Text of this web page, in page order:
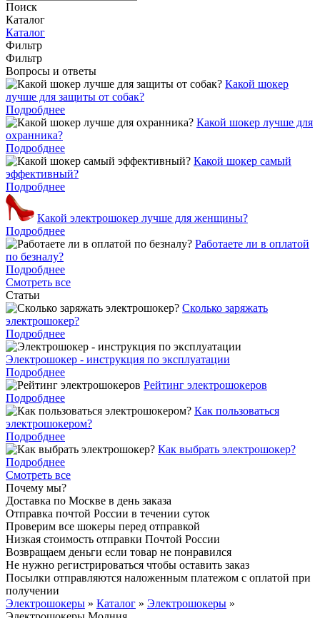
Поиск
Каталог
Каталог
Фильтр
Фильтр
Вопросы и ответы
Какой шокер
лучше для защиты от собак?
Подробднее
Какой шокер лучше для
охранника?
Подробднее
Какой шокер самый
эффективный?
Подробднее
Какой электрошокер лучше для женщины?
Подробднее
Работаете ли в оплатой
по безналу?
Подробднее
Смотреть все
Статьи
Cколько заряжать
электрошокер?
Подробднее
Электрошокер - инструкция по эксплуатации
Подробднее
Рейтинг электрошокеров
Подробднее
Как пользоваться
электрошокером?
Подробднее
Как выбрать электрошокер?
Подробднее
Смотреть все
Почему мы?
Доставка по Москве в день заказа
Отправка почтой России в течении суток
Проверим все шокеры перед отправкой
Низкая стоимость отправки Почтой России
Возвращаем деньги если товар не понравился
Не нужно регистрироваться чтобы оставить заказ
Посылки отправляются наложенным платежом с оплатой при
получении
Электрошокеры » Каталог » Электрошокеры »